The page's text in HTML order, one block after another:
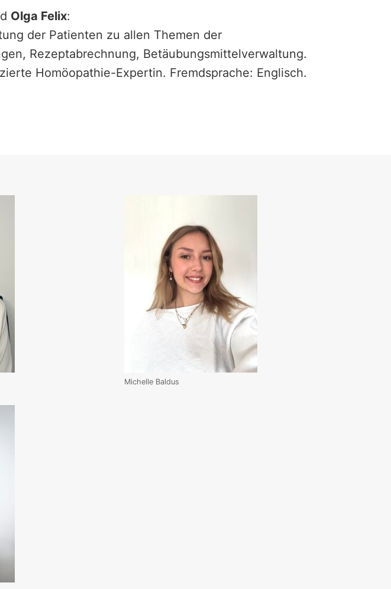
Olga Felix:
der Patienten zu allen Themen der
Rezeptabrechnung, Betäubungsmittelverwaltung.
Homöopathie-Expertin. Fremdsprache: Englisch.
Michelle Baldus